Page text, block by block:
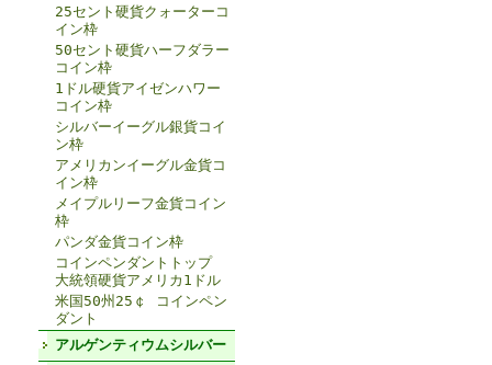
25セント硬貨クォーターコ
イン枠
50セント硬貨ハーフダラー
コイン枠
1ドル硬貨アイゼンハワー
コイン枠
シルバーイーグル銀貨コイ
ン枠
アメリカンイーグル金貨コ
イン枠
メイプルリーフ金貨コイン
枠
パンダ金貨コイン枠
コインペンダントトップ
大統領硬貨アメリカ1ドル
米国50州25￠ コインペン
ダント
アルゲンティウムシルバー